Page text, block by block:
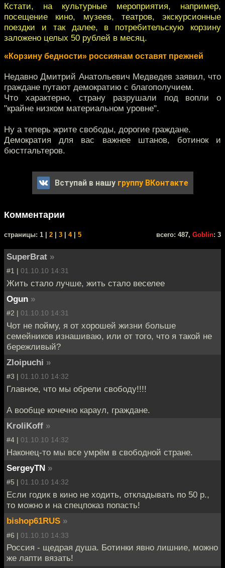
Кстати, на культурные мероприятия, например,
посещение кино, музеев, театров, экскурсионные
поездки и так далее, в потребительскую корзину
заложено целых 50 рублей в месяц.
«Корзину бедности» россиянам оставят прежней
Недавно Дмитрий Анатольевич Медведев заявил, что
граждане путают демократию с благополучием.
Что характерно, страну разрушали под вопли о
"крайне низком материальном уровне".
Ну а теперь жрите свободы, дорогие граждане.
Демократия для вас важнее штанов, ботинок и
бюстгальтеров.
Вступай в нашу группу ВКонтакте
Комментарии
cтраницы: 1 | 2 3 4| 5 всего: 487, Goblin: 3
SuperBrat »
#1 | 01.10.10 14:31
Жить стало лучше, жить стало веселее
Ogun »
#2 | 01.10.10 14:31
Чот не пойму, я от хорошей жизни больше
семейников изнашиваю, или от того, что я такой не
бережливый?
Zloipuchi »
#3 | 01.10.10 14:32
Главное, что мы обрели свободу!!!!
А вообще кочечно караул, граждане.
KroliKoff »
#4 | 01.10.10 14:32
Наконец-то мы все умрём в свободной стране.
SergeyTN »
#5 | 01.10.10 14:32
Если годик в кино не ходить, откладывать по 50 р.,
то можно и на спецпоказ попасть!
bishop61RUS »
#6 | 01.10.10 14:33
Россия - щедрая душа. Ботинки явно лишние, можно
же лапти вязать!